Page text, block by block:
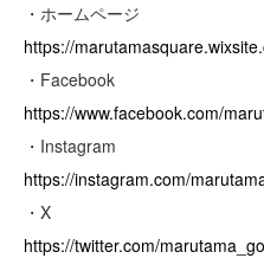
・ホームページ
https://
・Facebook
https://www.facebook.com/
・Instagram
https://instagram.com/
・X
https://twitter.com/